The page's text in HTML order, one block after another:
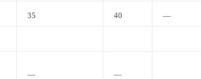
35 40 —
— —